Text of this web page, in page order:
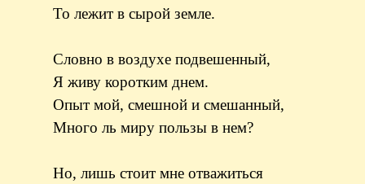
То лежит в сырой земле.
Словно в воздухе подвешенный,
Я живу коротким днем.
Опыт мой, смешной и смешанный,
Много ль миру пользы в нем?
Но, лишь стоит мне отважиться